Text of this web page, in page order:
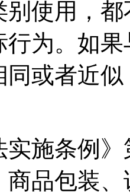
别使用，
行为。如
同或者近
施条例
商品包装